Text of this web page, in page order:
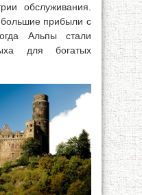
обслуживания.
прибыли с
Альпы стали
для богатых